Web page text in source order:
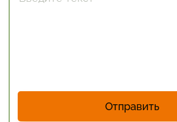
Отправить